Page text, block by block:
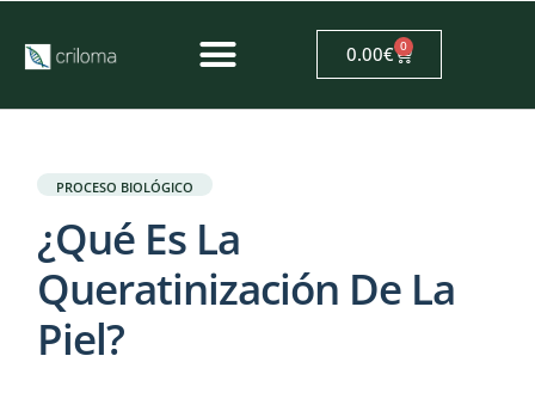
0.00€ 0
PROCESO BIOLÓGICO
¿Qué Es La
Queratinización De La
Piel?